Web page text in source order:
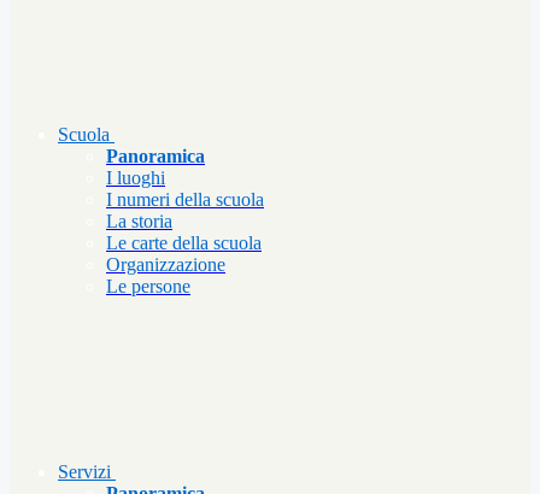
Scuola
Panoramica
I luoghi
I numeri della scuola
La storia
Le carte della scuola
Organizzazione
Le persone
Servizi